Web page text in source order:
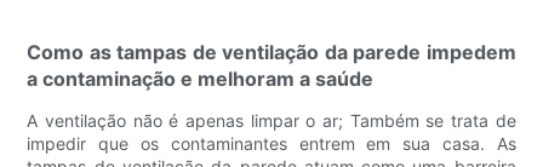
Como as tampas de ventilação da parede impedem
a contaminação e melhoram a saúde
A ventilação não é apenas limpar o ar; Também se trata de
impedir que os contaminantes entrem em sua casa. As